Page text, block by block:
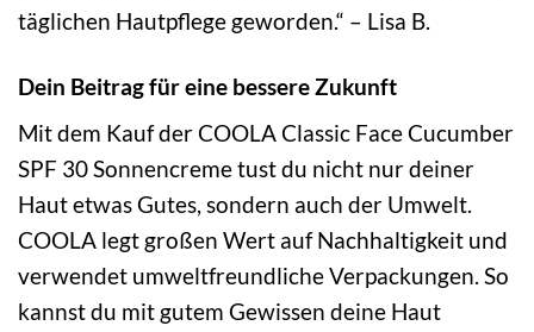
täglichen Hautpflege geworden.“ – Lisa B.
Dein Beitrag für eine bessere Zukunft
Mit dem Kauf der COOLA Classic Face Cucumber
SPF 30 Sonnencreme tust du nicht nur deiner
Haut etwas Gutes, sondern auch der Umwelt.
COOLA legt großen Wert auf Nachhaltigkeit und
verwendet umweltfreundliche Verpackungen. So
kannst du mit gutem Gewissen deine Haut